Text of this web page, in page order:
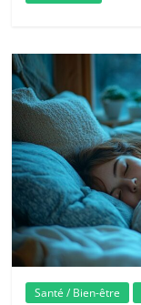
Santé / Bien-être